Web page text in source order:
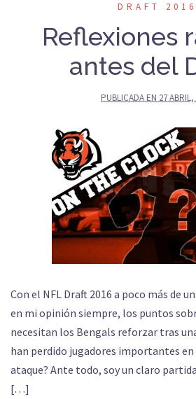
DRAFT 2016
Reflexiones
antes del
PUBLICADA EN 27
Con el NFL Draft 2016 a poco más de
en mi opinión siempre, los puntos
necesitan los Bengals reforzar tras
han perdido jugadores importantes en
ataque? Ante todo, soy un claro
[…]